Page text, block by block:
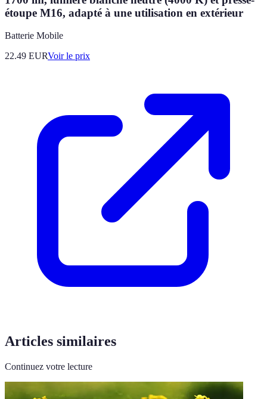
étoupe M16, adapté à une utilisation en extérieur
Batterie Mobile
22.49 EURVoir le prix
Articles similaires
Continuez votre lecture